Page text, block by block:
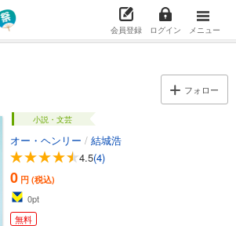
会員登録 ログイン メニュー
フォロー
小説・文芸
オー・ヘンリー / 結城浩
4.5(4)
0 円 (税込)
0pt
無料